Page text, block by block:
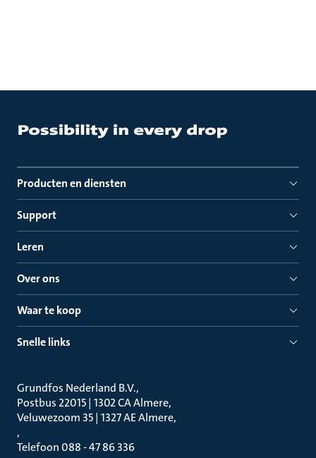
Producten en diensten
Support
Leren
Over ons
Waar te koop
Snelle links
Grundfos Nederland B.V.
Postbus 22015 | 1302 CA Almere
Veluwezoom 35 | 1327 AE Almere
Telefoon 088 - 47 86 336